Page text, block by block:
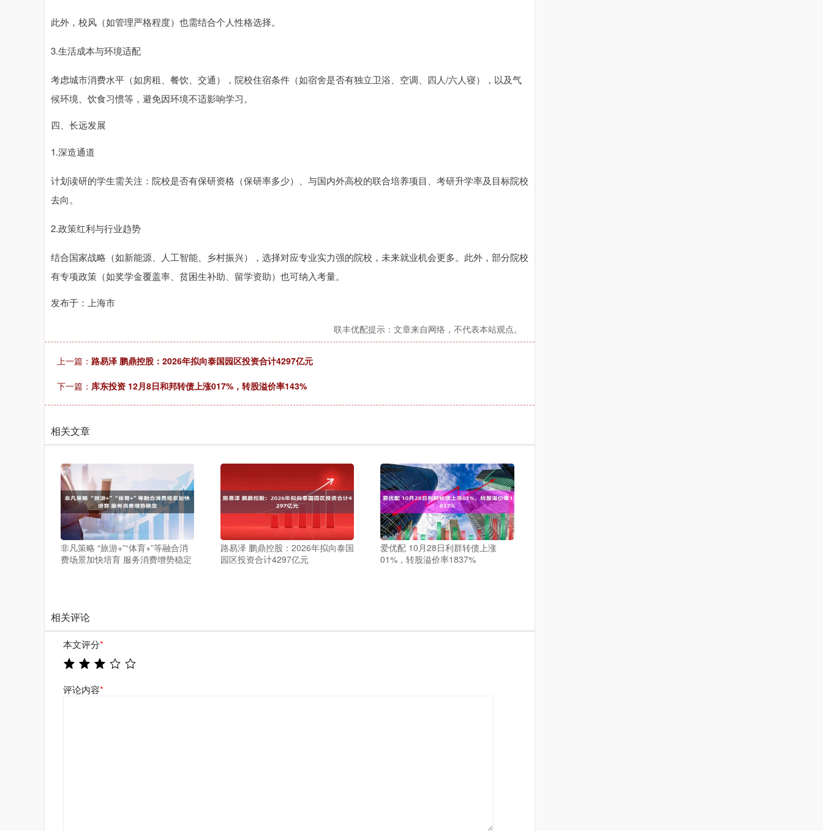
此外，校风（如管理严格程度）也需结合个人性格选择。
3.生活成本与环境适配
考虑城市消费水平（如房租、餐饮、交通），院校住宿条件（如宿舍是否有独立卫浴、空调、四人/六人寝），以及气
候环境、饮食习惯等，避免因环境不适影响学习。
四、长远发展
1.深造通道
计划读研的学生需关注：院校是否有保研资格（保研率多少）、与国内外高校的联合培养项目、考研升学率及目标院校
去向。
2.政策红利与行业趋势
结合国家战略（如新能源、人工智能、乡村振兴），选择对应专业实力强的院校，未来就业机会更多。此外，部分院校
有专项政策（如奖学金覆盖率、贫困生补助、留学资助）也可纳入考量。
发布于：上海市
联丰优配提示：文章来自网络，不代表本站观点。
上一篇： 路易泽 鹏鼎控股：2026年拟向泰国园区投资合计4297亿元
下一篇： 库东投资 12月8日和邦转债上涨017%，转股溢价率143%
相关文章
非凡策略 “旅游+”“体育+”等融合消
费场景加快培育 服务消费增势稳定
路易泽 鹏鼎控股：2026年拟向泰国
园区投资合计4297亿元
爱优配 10月28日利群转债上涨
01%，转股溢价率1837%
相关评论
本文评分*
评论内容*